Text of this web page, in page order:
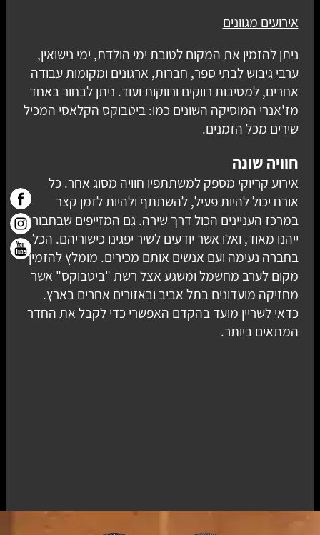
אירועים מגוונים
ניתן להזמין את המקום לטובת ימי הולדת, ימי נישואין,
ערבי גיבוש לבתי ספר, חברות, ארגונים ומקומות עבודה
אחרים, למסיבות רווקים ורווקות ועוד. ניתן לבחור באחד
מז'אנרי המוסיקה השונים כמו: ביטבוקס הקלאסי המכיל
שירים מכל הזמנים.
חוויה שונה
אירוע קריוקי מספק למשתתפיו חוויה מסוג אחר. כל
אורח יכול להיות פעיל, להשתתף ולהיות לזמן קצר
במרכז העניינים הכול דרך שירה. גם המזייפים שבחבורה
ייהנו מאוד, ואלו אשר יודעים לשיר יפגינו כישוריהם. הכל
בחברה נעימה ועם אנשים אותם מכירים. מומלץ להזמין
מקום לערב מחשמל ומשגע אצל רשת "ביטבוקס" אשר
מחזיקה מועדונים בתל אביב ובאזורים אחרים בארץ.
כדאי לשריין מועד בהקדם האפשרי כדי לקבל את החדר
המתאים ביותר.